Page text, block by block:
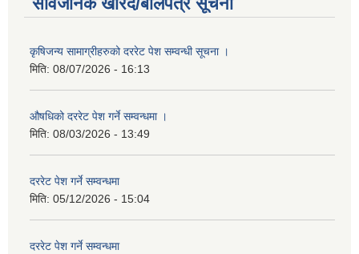
कृषिजन्य सामाग्रीहरुको दररेट पेश सम्वन्धी सूचना ।
मिति: 08/07/2026 - 16:13
औषधिको दररेट पेश गर्ने सम्वन्धमा ।
मिति: 08/03/2026 - 13:49
दररेट पेश गर्ने सम्वन्धमा
मिति: 05/12/2026 - 15:04
दररेट पेश गर्ने सम्वन्धमा